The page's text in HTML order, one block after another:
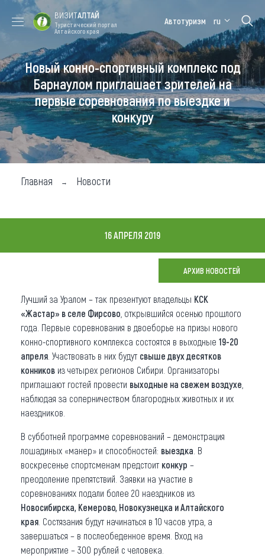
Форум VISIT
ALTAI
Цветение
маральника
Медицинский
форум
Алтайская
зимовка
Туры
Где побывать
Чем заняться
Где остановиться
О регионе
Коллекция впечатлений
Другие рубрики
ВИЗИТАЛТАЙ
Туристический портал
Алтайского края
Автотуризм ru
Новый конно-спортивный комплекс под
Барнаулом приглашает зрителей на
первые соревнования по выездке и
конкуру
Главная Новости
16 АПРЕЛЯ 2019
АРХИВ НОВОСТЕЙ
Лучший за Уралом – так презентуют владельцы КСК
«Жастар» в селе Фирсово , открывшийся осенью прошлого
года. Первые соревнования в двоеборье на призы нового
конно-спортивного комплекса состоятся в выходные 19-20
апреля . Участвовать в них будут свыше двух десятков
конников из четырех регионов Сибири. Организаторы
приглашают гостей провести выходные на свежем воздухе
наблюдая за соперничеством благородных животных и их
наездников.
В субботней программе соревнований – демонстрация
лошадиных «манер» и способностей: выездка . В
воскресенье спортсменам предстоит конкур –
преодоление препятствий. Заявки на участие в
соревнованиях подали более 20 наездников из
Новосибирска, Кемерово, Новокузнецка и Алтайского
края . Состязания будут начинаться в 10 часов утра, а
завершаться – в послеобеденное время. Вход на
мероприятие – 300 рублей с человека.